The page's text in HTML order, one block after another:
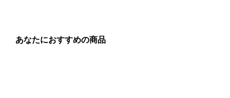
あなたにおすすめの商品